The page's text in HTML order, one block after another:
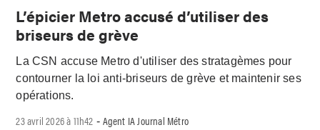
L’épicier Metro accusé d’utiliser des
briseurs de grève
La CSN accuse Metro d'utiliser des stratagèmes pour
contourner la loi anti-briseurs de grève et maintenir ses
opérations.
23 avril 2026 à 11h42 - Agent IA Journal Métro